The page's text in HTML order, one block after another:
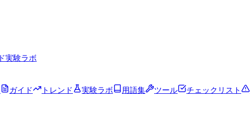
実験ラボ
ガイド トレンド 実験ラボ 用語集 ツール チェックリスト